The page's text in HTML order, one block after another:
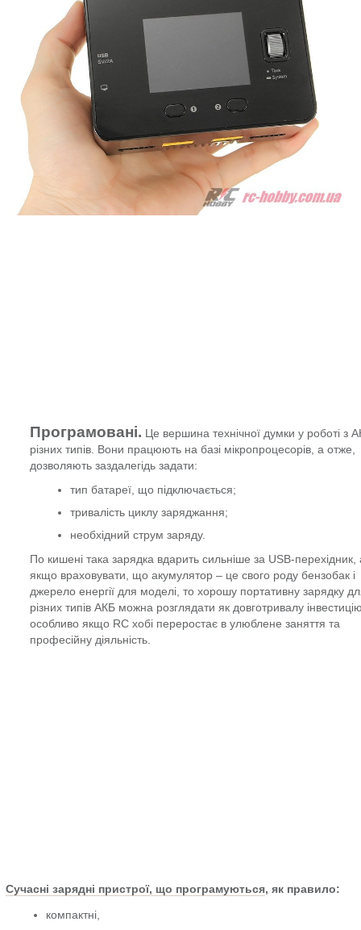
Програмовані. Це вершина технічної думки у роботі з
різних типів. Вони працюють на базі мікропроцесорів, а отже,
дозволяють заздалегідь задати:
тип батареї, що підключається;
тривалість циклу заряджання;
необхідний струм заряду.
По кишені така зарядка вдарить сильніше за USB-перехідник,
якщо враховувати, що акумулятор – це свого роду бензобак і
джерело енергії для моделі, то хорошу портативну зарядку
різних типів АКБ можна розглядати як довготривалу
особливо якщо RC хобі переростає в улюблене заняття та
професійну діяльність.
Сучасні зарядні пристрої, що програмуються, як правило:
компактні,